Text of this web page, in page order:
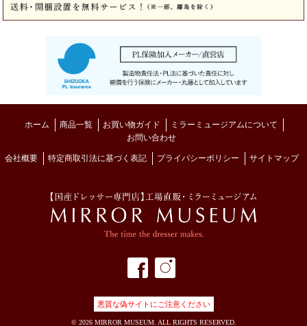
ホーム 商品一覧 お買い物ガイド
ミラーミュージアムについて
お問い合わせ
会社概要 特定商取引法に基づく表記 プライバシーポリシー サイトマップ
フェイスブック
悪質な偽サイトにご注意ください
© 2026 MIRROR MUSEUM. ALL RIGHTS RESERVED.